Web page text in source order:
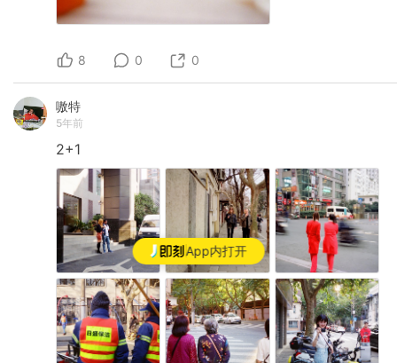
App内打开
8 0 0
嗷特
5年前
2+1